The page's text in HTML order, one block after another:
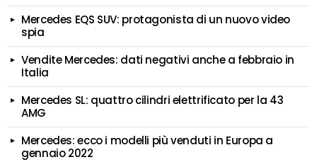
Mercedes EQS SUV: protagonista di un nuovo video
spia
Vendite Mercedes: dati negativi anche a febbraio in
Italia
Mercedes SL: quattro cilindri elettrificato per la 43
AMG
Mercedes: ecco i modelli più venduti in Europa a
gennaio 2022